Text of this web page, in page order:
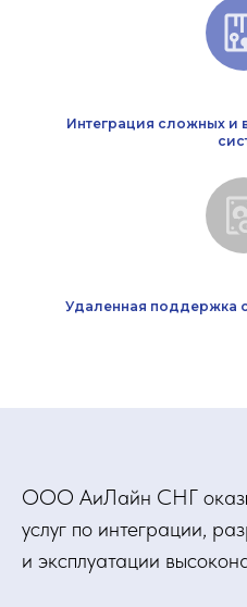
Интеграция сложных и
Удаленная поддержка
ООО АиЛайн СНГ
услуг по интеграции,
и эксплуатации